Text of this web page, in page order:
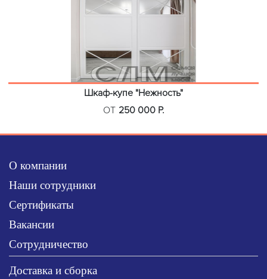
Шкаф-купе "Нежность"
ОТ 250 000 Р.
О компании
Наши сотрудники
Сертификаты
Вакансии
Сотрудничество
Доставка и сборка